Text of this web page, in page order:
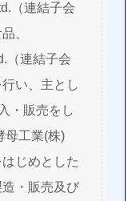
（連結子会
、
（連結子会
い、主とし
・販売をし
母工業(株)
じめとした
・販売及び